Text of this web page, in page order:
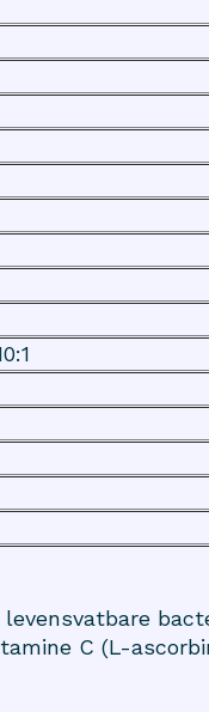
C (L-